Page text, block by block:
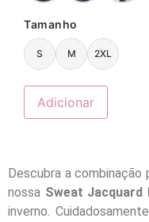
Tamanho
S M 2XL
Adicionar
Descubra a
nossa Sweat Jacquard
inverno.